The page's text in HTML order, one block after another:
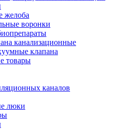
желоба
воронки
канализационные
клапана
товары
каналов
люки